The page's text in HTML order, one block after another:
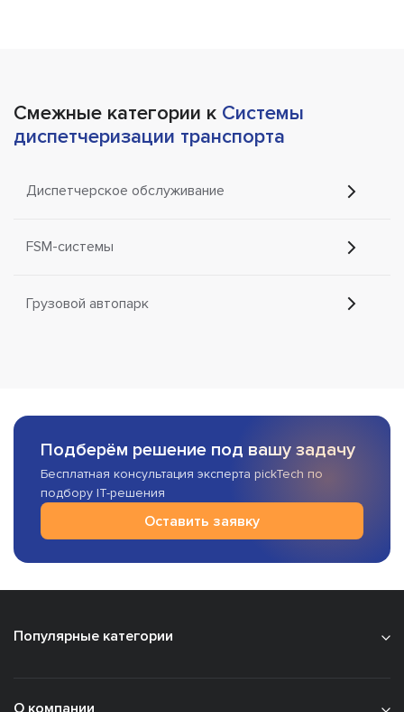
Смежные категории к Системы
диспетчеризации транспорта
Диспетчерское обслуживание
FSM-системы
Грузовой автопарк
Подберём решение под вашу задачу
Бесплатная консультация эксперта pickTech по
подбору IT-решения
Оставить заявку
Популярные категории